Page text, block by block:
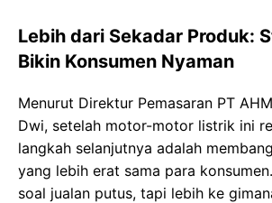
Lebih dari Sekadar Produk:
Bikin Konsumen Nyaman
Menurut Direktur Pemasaran PT
Dwi, setelah motor-motor listrik ini
langkah selanjutnya adalah
yang lebih erat sama para
soal jualan putus, tapi lebih ke